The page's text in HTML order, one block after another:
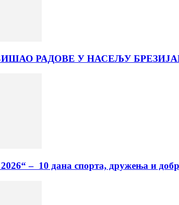
РАДОВЕ У НАСЕЉУ
– 10 дана спорта, дружења и